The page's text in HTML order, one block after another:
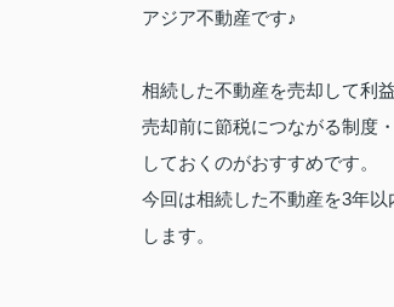
アジア不動産です♪
相続した不動産を売却して利
売却前に節税につながる制度
しておくのがおすすめです。
今回は相続した不動産を3年
します。